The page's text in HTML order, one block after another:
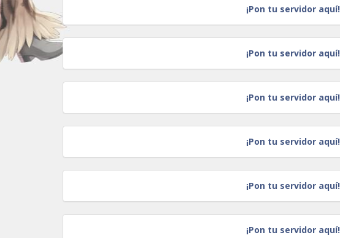
¡Pon tu servidor aquí!
¡Pon tu servidor aquí!
¡Pon tu servidor aquí!
¡Pon tu servidor aquí!
¡Pon tu servidor aquí!
¡Pon tu servidor aquí!